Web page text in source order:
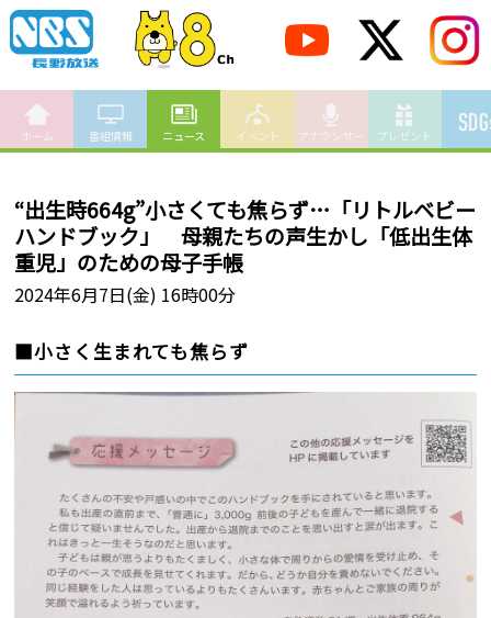
ホーム 番組情報 ニュース イベント アナウンサー プレゼント
“出生時664g”小さくても焦らず…「リトルベビー
ハンドブック」 母親たちの声生かし「低出生体
重児」のための母子手帳
2024年6月7日(金) 16時00分
■小さく生まれても焦らず